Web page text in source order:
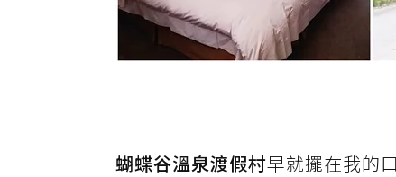
蝴蝶谷溫泉渡假村早就擺在我的